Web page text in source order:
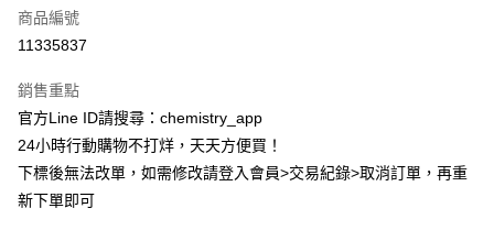
超商取貨付款
Apple Pay
街口支付
悠遊付
商品編號
11335837
銷售重點
官方Line ID請搜尋：chemistry_app
24小時行動購物不打烊，天天方便買！
下標後無法改單，如需修改請登入會員>交易紀錄>取消訂單，再重
新下單即可